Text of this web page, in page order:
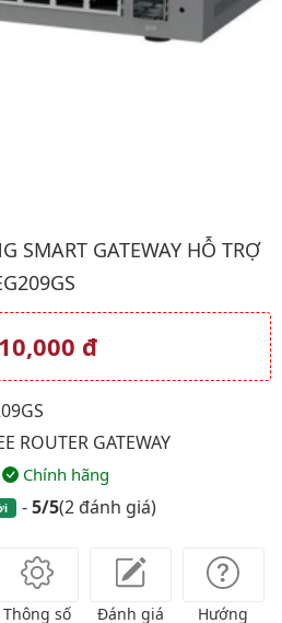
Ruijie Gateway Dòng Smart
SMART GATEWAY HỖ TRỢ
mãi
đ
ROUTER GATEWAY
Chính hãng
-5/5(2 đánh giá)
Thông số
Đánh giá
Hướng